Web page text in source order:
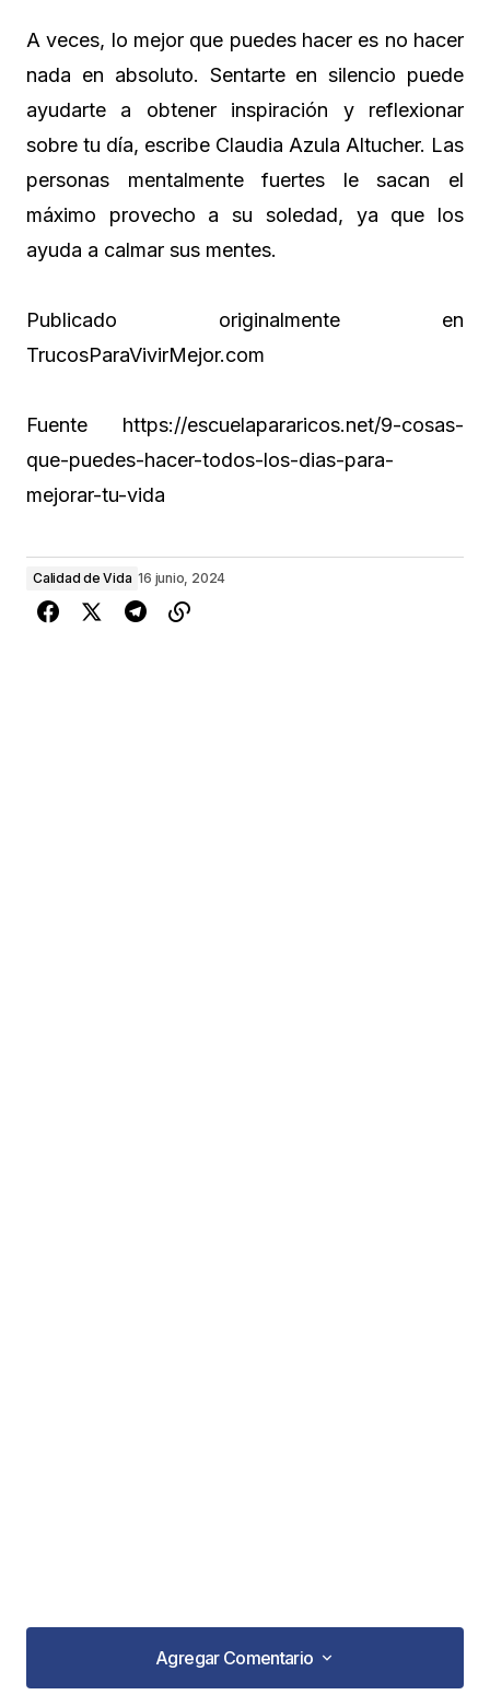
A veces, lo mejor que puedes hacer es no hacer
nada en absoluto. Sentarte en silencio puede
ayudarte a obtener inspiración y reflexionar
sobre tu día, escribe Claudia Azula Altucher. Las
personas mentalmente fuertes le sacan el
máximo provecho a su soledad, ya que los
ayuda a calmar sus mentes.
Publicado originalmente en
TrucosParaVivirMejor.com
Fuente https://escuelapararicos.net/9-cosas-
que-puedes-hacer-todos-los-dias-para-
mejorar-tu-vida
Calidad de Vida 16 junio, 2024
Agregar Comentario
Agregar Comentario